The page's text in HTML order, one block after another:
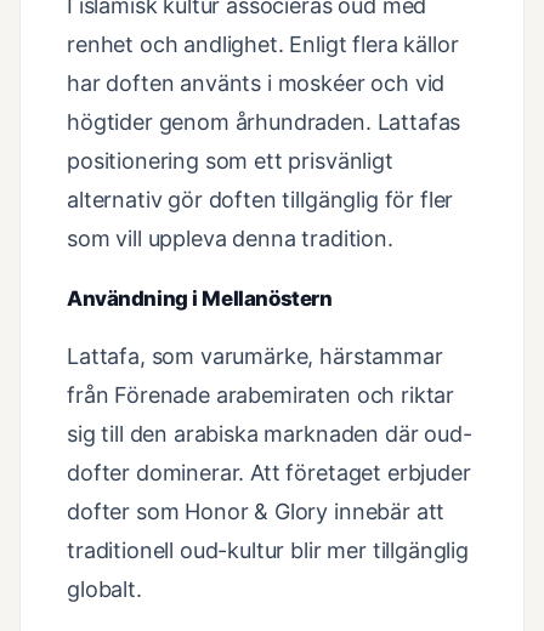
I islamisk kultur associeras oud med
renhet och andlighet. Enligt flera källor
har doften använts i moskéer och vid
högtider genom århundraden. Lattafas
positionering som ett prisvänligt
alternativ gör doften tillgänglig för fler
som vill uppleva denna tradition.
Användning i Mellanöstern
Lattafa, som varumärke, härstammar
från Förenade arabemiraten och riktar
sig till den arabiska marknaden där oud-
dofter dominerar. Att företaget erbjuder
dofter som Honor & Glory innebär att
traditionell oud-kultur blir mer tillgänglig
globalt.